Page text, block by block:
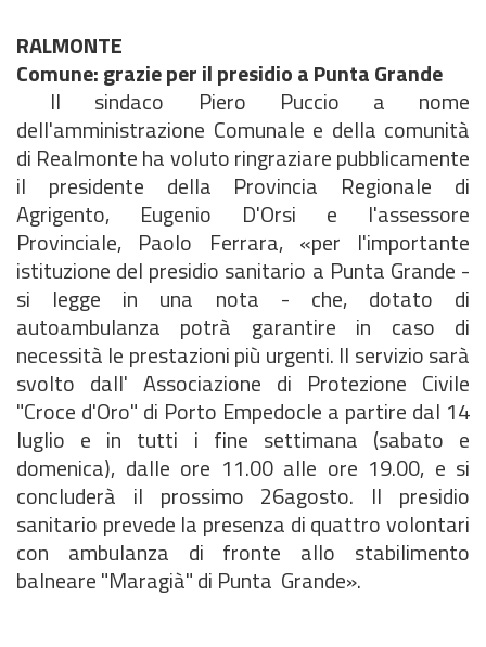
RALMONTE
Comune: grazie per il presidio a Punta Grande
Il sindaco Piero Puccio a nome
dell'amministrazione Comunale e della comunità
di Realmonte ha voluto ringraziare pubblicamente
il presidente della Provincia Regionale di
Agrigento, Eugenio D'Orsi e l'assessore
Provinciale, Paolo Ferrara, «per l'importante
istituzione del presidio sanitario a Punta Grande -
si legge in una nota - che, dotato di
autoambulanza potrà garantire in caso di
necessità le prestazioni più urgenti. Il servizio sarà
svolto dall' Associazione di Protezione Civile
"Croce d'Oro" di Porto Empedocle a partire dal 14
luglio e in tutti i fine settimana (sabato e
domenica), dalle ore 11.00 alle ore 19.00, e si
concluderà il prossimo 26agosto. Il presidio
sanitario prevede la presenza di quattro volontari
con ambulanza di fronte allo stabilimento
balneare "Maragià" di Punta Grande».